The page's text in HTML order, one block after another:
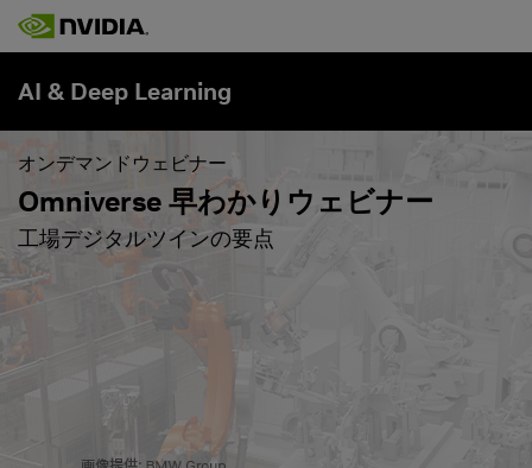
AI & Deep Learning
オンデマンドウェビナー
Omniverse 早わかりウェビナー
工場デジタルツインの要点